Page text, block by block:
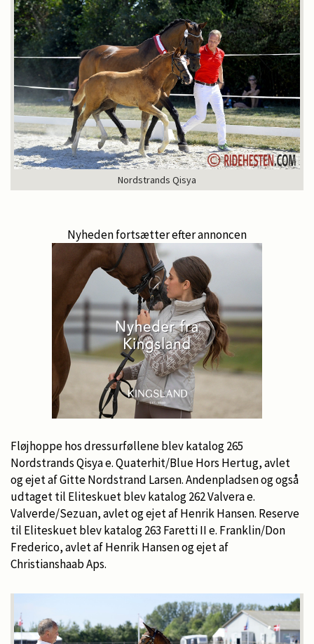
Nordstrands Qisya
Nyheden fortsætter efter annoncen
Fløjhoppe hos dressurføllene blev katalog 265
Nordstrands Qisya e. Quaterhit/Blue Hors Hertug, avlet
og ejet af Gitte Nordstrand Larsen. Andenpladsen og også
udtaget til Eliteskuet blev katalog 262 Valvera e.
Valverde/Sezuan, avlet og ejet af Henrik Hansen. Reserve
til Eliteskuet blev katalog 263 Faretti II e. Franklin/Don
Frederico, avlet af Henrik Hansen og ejet af
Christianshaab Aps.